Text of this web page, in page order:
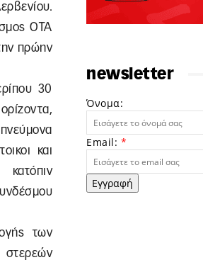
ΟΤΑ
πρώην
30
και
κατόπιν
των
newsletter
Όνομα:
Email: *
Εγγραφή